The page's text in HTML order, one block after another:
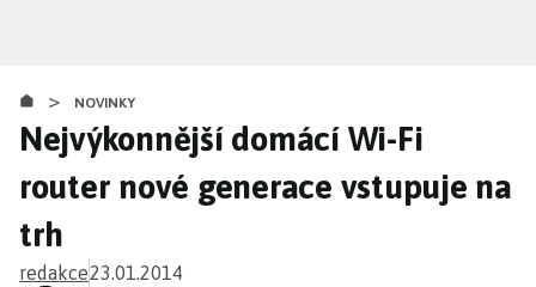
obsahu
> NOVINKY
Nejvýkonnější domácí Wi-Fi
router nové generace vstupuje na
trh
redakce23.01.2014